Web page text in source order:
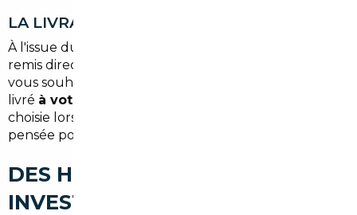
LA LIVRAISON SELON VOS PRÉFÉRENCES
À l'issue du processus, votre véhicule peut vous être
remis directement
vous souhaitez venir le récupérer en personne, ou
livré à votre domicile à Ézanville
choisie lors de votre commande. Cette flexibilité est
pensée pour s'adapter à votre organisation.
DES HONORAIRES CLAIRS, UN
INVESTISSEMENT QUI SE